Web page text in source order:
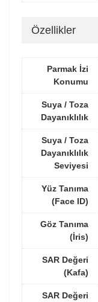
Özellikler
Parmak İzi
Konumu
Suya / Toza
Dayanıklılık
Suya / Toza
Dayanıklılık
Seviyesi
Yüz Tanıma
(Face ID)
Göz Tanıma
(İris)
SAR Değeri
(Kafa)
SAR Değeri